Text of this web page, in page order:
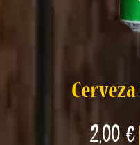
2,00 €